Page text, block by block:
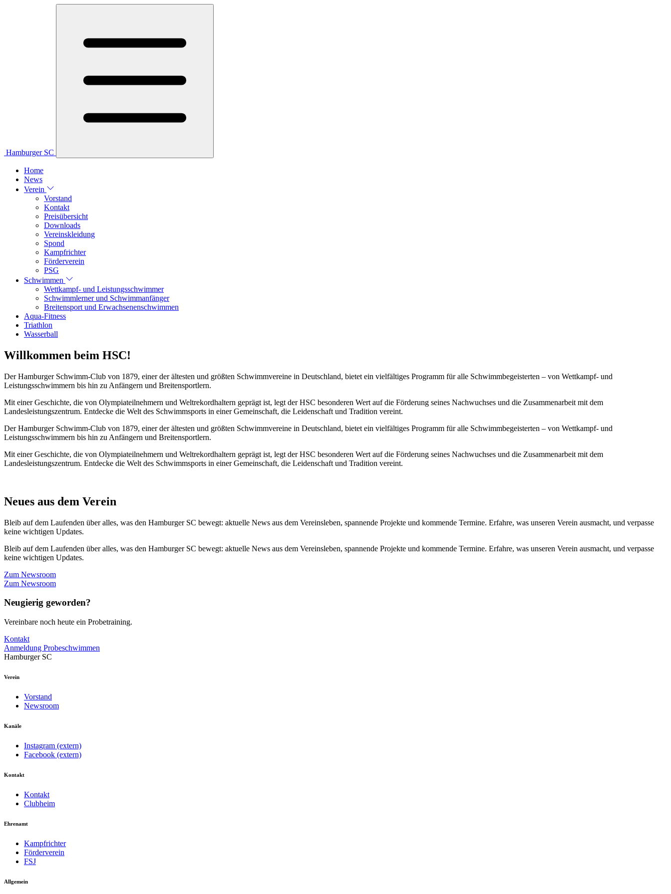
Hamburger SC
Home
News
Verein
Vorstand
Kontakt
Preisübersicht
Downloads
Vereinskleidung
Spond
Kampfrichter
Förderverein
PSG
Schwimmen
Wettkampf- und Leistungsschwimmer
Schwimmlerner und Schwimmanfänger
Breitensport und Erwachsenenschwimmen
Aqua-Fitness
Triathlon
Wasserball
Willkommen beim HSC!
Der Hamburger Schwimm-Club von 1879, einer der ältesten und größten Schwimmvereine in Deutschland, bietet ein vielfältiges Programm für alle Schwimmbegeisterten – von Wettkampf- und
Leistungsschwimmern bis hin zu Anfängern und Breitensportlern.
Mit einer Geschichte, die von Olympiateilnehmern und Weltrekordhaltern geprägt ist, legt der HSC besonderen Wert auf die Förderung seines Nachwuchses und die Zusammenarbeit mit dem
Landesleistungszentrum. Entdecke die Welt des Schwimmsports in einer Gemeinschaft, die Leidenschaft und Tradition vereint.
Der Hamburger Schwimm-Club von 1879, einer der ältesten und größten Schwimmvereine in Deutschland, bietet ein vielfältiges Programm für alle Schwimmbegeisterten – von Wettkampf- und
Leistungsschwimmern bis hin zu Anfängern und Breitensportlern.
Mit einer Geschichte, die von Olympiateilnehmern und Weltrekordhaltern geprägt ist, legt der HSC besonderen Wert auf die Förderung seines Nachwuchses und die Zusammenarbeit mit dem
Landesleistungszentrum. Entdecke die Welt des Schwimmsports in einer Gemeinschaft, die Leidenschaft und Tradition vereint.
Neues aus dem Verein
Bleib auf dem Laufenden über alles, was den Hamburger SC bewegt: aktuelle News aus dem Vereinsleben, spannende Projekte und kommende Termine. Erfahre, was unseren Verein ausmacht, und verpasse
keine wichtigen Updates.
Bleib auf dem Laufenden über alles, was den Hamburger SC bewegt: aktuelle News aus dem Vereinsleben, spannende Projekte und kommende Termine. Erfahre, was unseren Verein ausmacht, und verpasse
keine wichtigen Updates.
Zum Newsroom
Zum Newsroom
Neugierig geworden?
Vereinbare noch heute ein Probetraining.
Kontakt
Anmeldung Probeschwimmen
Hamburger SC
Verein
Vorstand
Newsroom
Kanäle
Instagram (extern)
Facebook (extern)
Kontakt
Kontakt
Clubheim
Ehrenamt
Kampfrichter
Förderverein
FSJ
Allgemein